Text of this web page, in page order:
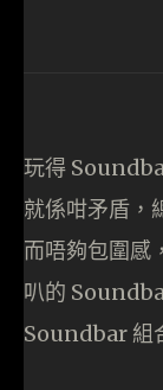
玩得
就係咁矛盾，
而唔夠包圍感
叭的
Soundbar 組